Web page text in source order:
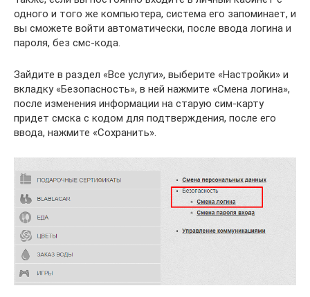
одного и того же компьютера, система его запоминает, и
вы сможете войти автоматически, после ввода логина и
пароля, без смс-кода.
Зайдите в раздел «Все услуги», выберите «Настройки» и
вкладку «Безопасность», в ней нажмите «Смена логина»,
после изменения информации на старую сим-карту
придет смска с кодом для подтверждения, после его
ввода, нажмите «Сохранить».